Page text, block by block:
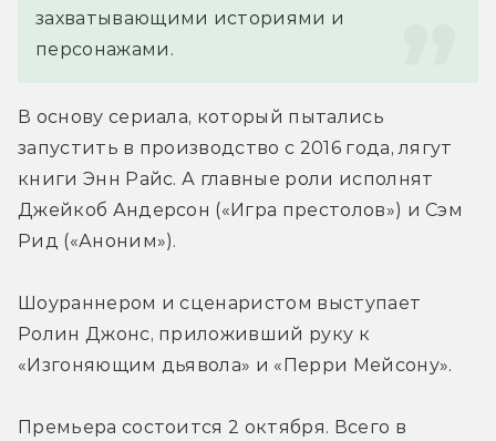
захватывающими историями и
персонажами.
В основу сериала, который пытались
запустить в производство с 2016 года, лягут
книги Энн Райс. А главные роли исполнят
Джейкоб Андерсон («Игра престолов») и Сэм
Рид («Аноним»).
Шоураннером и сценаристом выступает
Ролин Джонс, приложивший руку к
«Изгоняющим дьявола» и «Перри Мейсону».
Премьера состоится 2 октября. Всего в